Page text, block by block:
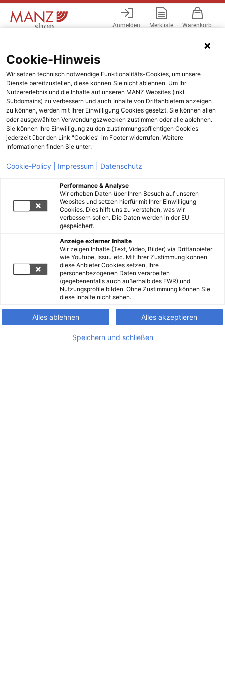
Anmelden Merkliste Warenkorb
Cookie-Hinweis
Wir setzen technisch notwendige Funktionalitäts-Cookies, um unsere
Dienste bereitzustellen, diese können Sie nicht ablehnen. Um Ihr
Nutzererlebnis und die Inhalte auf unseren MANZ Websites (inkl.
Subdomains) zu verbessern und auch Inhalte von Drittanbietern anzeigen
zu können, werden mit Ihrer Einwilligung Cookies gesetzt. Sie können allen
oder ausgewählten Verwendungszwecken zustimmen oder alle ablehnen.
Sie können Ihre Einwilligung zu den zustimmungspflichtigen Cookies
jederzeit über den Link "Cookies" im Footer widerrufen. Weitere
Informationen finden Sie unter:
Cookie-Policy | Impressum | Datenschutz
Performance & Analyse
Wir erheben Daten über Ihren Besuch auf unseren
Websites und setzen hierfür mit Ihrer Einwilligung
Cookies. Dies hilft uns zu verstehen, was wir
verbessern sollen. Die Daten werden in der EU
gespeichert.
Anzeige externer Inhalte
Wir zeigen Inhalte (Text, Video, Bilder) via Drittanbieter
wie Youtube, Issuu etc. Mit Ihrer Zustimmung können
diese Anbieter Cookies setzen, Ihre
personenbezogenen Daten verarbeiten
(gegebenenfalls auch außerhalb des EWR) und
Nutzungsprofile bilden. Ohne Zustimmung können Sie
diese Inhalte nicht sehen.
Alles ablehnen Alles akzeptieren
Speichern und schließen